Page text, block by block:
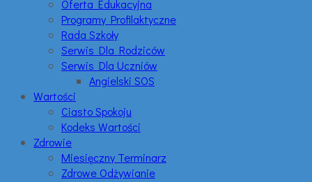
Oferta Edukacyjna
Programy Profilaktyczne
Rada Szkoły
Serwis Dla Rodziców
Serwis Dla Uczniów
Angielski SOS
Wartości
Ciasto Spokoju
Kodeks Wartości
Zdrowie
Miesięczny Terminarz
Zdrowe Odżywianie